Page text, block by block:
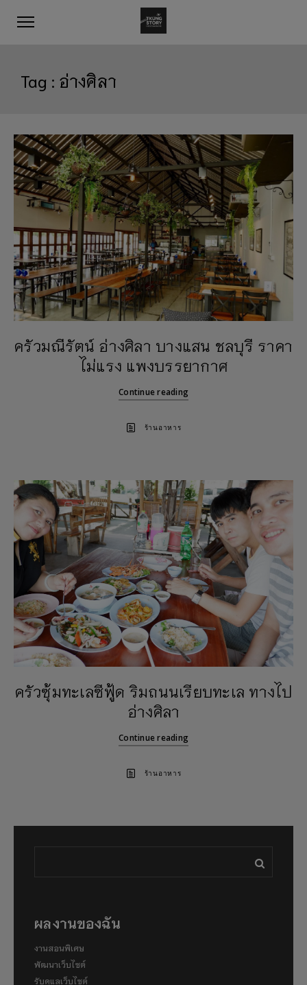
Tag : อ่างศิลา
ครัวมณีรัตน์ อ่างศิลา บางแสน ชลบุรี ราคา
ไม่แรง แพงบรรยากาศ
Continue reading
ร้านอาหาร
ครัวซุ้มทะเลซีฟู้ด ริมถนนเรียบทะเล ทางไป
อ่างศิลา
Continue reading
ร้านอาหาร
ผลงานของฉัน
งานสอนพิเศษ
พัฒนาเว็บไซต์
รับดูแลเว็บไซต์